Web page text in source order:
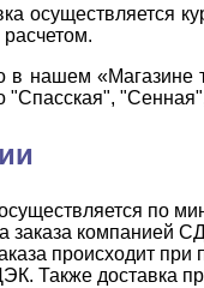
осуществляется
в нашем «Магазине
"Спасская",
по
заказа компанией
происходит
Также доставка